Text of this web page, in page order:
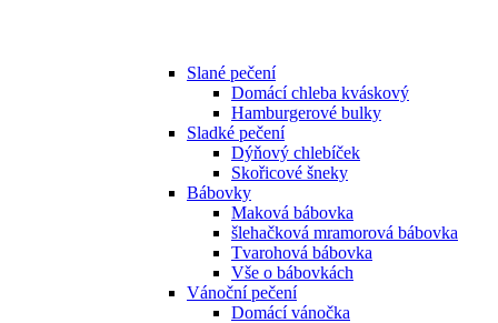
Slané pečení
Domácí chleba kváskový
Hamburgerové bulky
Sladké pečení
Dýňový chlebíček
Skořicové šneky
Bábovky
Maková bábovka
šlehačková mramorová bábovka
Tvarohová bábovka
Vše o bábovkách
Vánoční pečení
Domácí vánočka